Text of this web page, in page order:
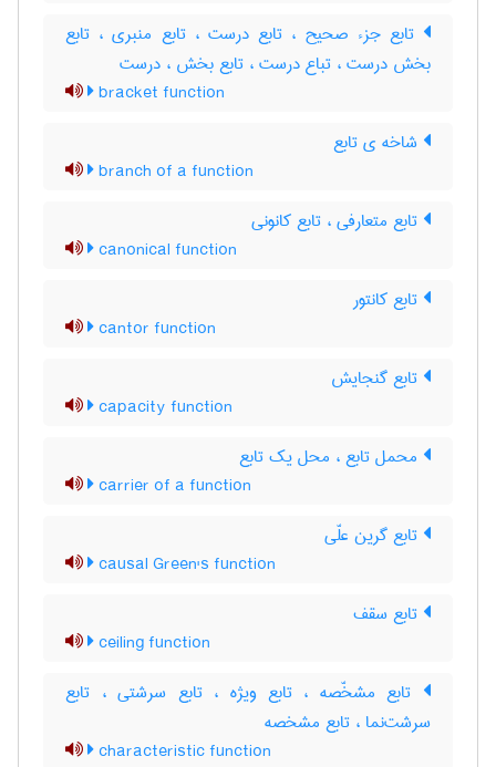
تابع جزء صحیح ، تابع درست ، تابع منبری ، تابع
بخش درست ، تباع درست ، تابع بخش ، درست
bracket function
شاخه ی تابع
branch of a function
تابع متعارفی ، تابع کانونی
canonical function
تابع کانتور
cantor function
تابع گنجایش
capacity function
محمل تابع ، محل یک تابع
carrier of a function
تابع گرین علّی
causal Green's function
تابع سقف
ceiling function
تابع مشخّصه ، تابع ویژه ، تابع سرشتی ، تابع
سرشت‌نما ، تابع مشخصه
characteristic function